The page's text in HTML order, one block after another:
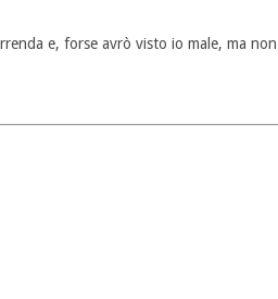
e, forse avrò visto io male, ma non